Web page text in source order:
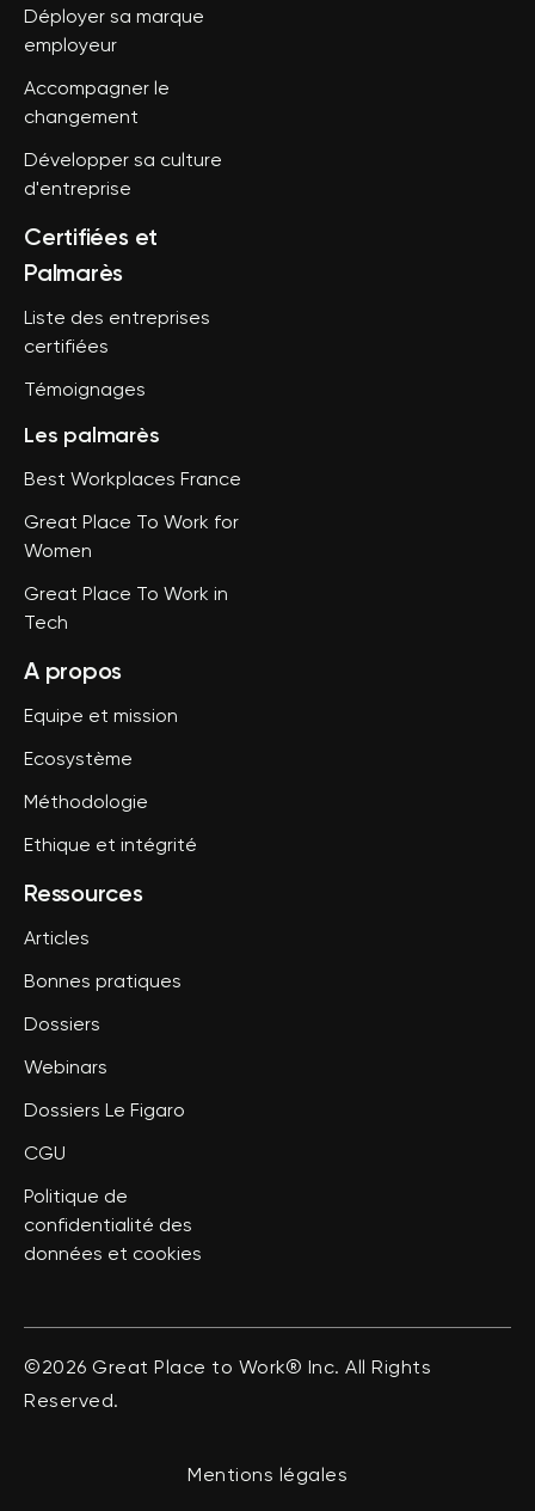
Déployer sa marque
employeur
Accompagner le
changement
Développer sa culture
d'entreprise
Certifiées et
Palmarès
Liste des entreprises
certifiées
Témoignages
Les palmarès
Best Workplaces France
Great Place To Work for
Women
Great Place To Work in
Tech
A propos
Equipe et mission
Ecosystème
Méthodologie
Ethique et intégrité
Ressources
Articles
Bonnes pratiques
Dossiers
Webinars
Dossiers Le Figaro
CGU
Politique de
confidentialité des
données et cookies
©2026 Great Place to Work® Inc. All Rights
Reserved.
Mentions légales